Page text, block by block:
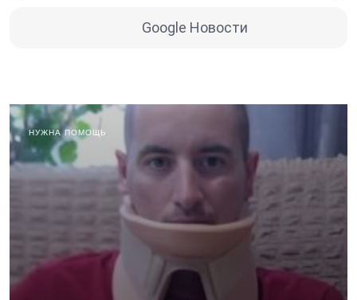
Google Новости
НУЖНА ПОМОЩЬ